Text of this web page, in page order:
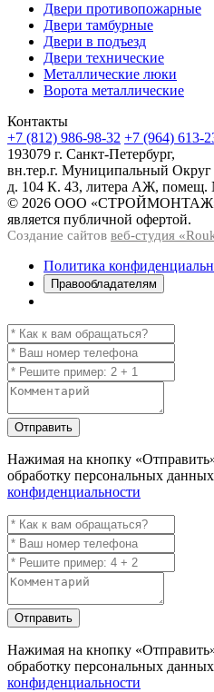
Двери противопожарные
Двери тамбурные
Двери в подъезд
Двери технические
Металлические люки
Ворота металлические
Контакты
+7 (812) 986-98-32 +7 (964) 613-
193079 г. Санкт-Петербург,
вн.тер.г. Муниципальный
д. 104 К. 43, литера АЖ, помещ.
© 2026 ООО «СТРОЙМОНТАЖ».
является публичной офертой.
Создание сайтов веб-студия
Политика
Правообладателям
Отправить
Нажимая на кнопку
обработку персональных
конфиденциальности
Отправить
Нажимая на кнопку
обработку персональных
конфиденциальности